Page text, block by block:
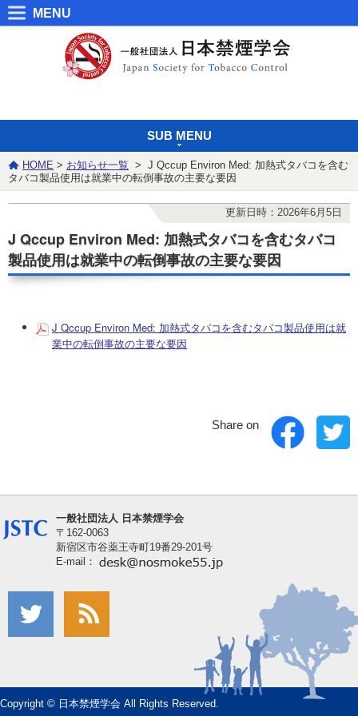
MENU
SUB MENU
HOME > お知らせ一覧 > J Qccup Environ Med: 加熱式タバコを含む
タバコ製品使用は就業中の転倒事故の主要な要因
更新日時：2026年6月5日
J Qccup Environ Med: 加熱式タバコを含むタバコ
製品使用は就業中の転倒事故の主要な要因
J Qccup Environ Med: 加熱式タバコを含むタバコ製品使用は就
業中の転倒事故の主要な要因
Share on
一般社団法人 日本禁煙学会
〒162-0063
新宿区市谷薬王寺町19番29-201号
E-mail：
Copyright © 日本禁煙学会 All Rights Reserved.